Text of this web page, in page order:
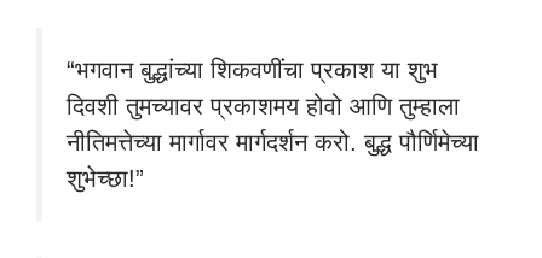
“भगवान बुद्धांच्या शिकवणींचा प्रकाश या शुभ
दिवशी तुमच्यावर प्रकाशमय होवो आणि तुम्हाला
नीतिमत्तेच्या मार्गावर मार्गदर्शन करो. बुद्ध पौर्णिमेच्या
शुभेच्छा!”